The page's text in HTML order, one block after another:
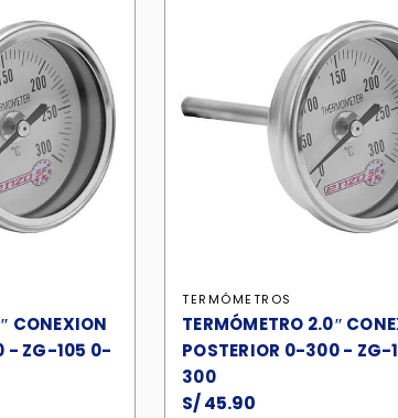
CONEXION
- ZG-105 0-
TERMÓMETROS
TERMÓMETRO 2.0″
POSTERIOR 0-300 - ZG-
300
S/45.90